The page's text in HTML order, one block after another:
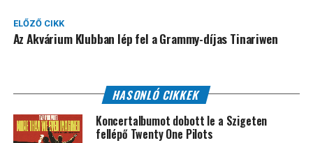
ELŐZŐ CIKK
Az Akvárium Klubban lép fel a Grammy-díjas Tinariwen
HASONLÓ CIKKEK
Koncertalbumot dobott le a Szigeten
fellépő Twenty One Pilots